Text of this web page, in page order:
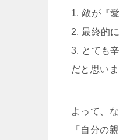
1. 敵が『
2. 最終的
3. とても
だと思いま
よって、
「自分の